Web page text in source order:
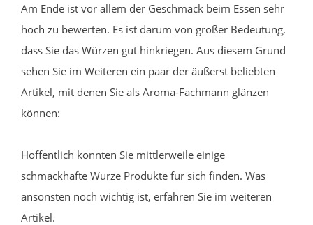
Am Ende ist vor allem der Geschmack beim Essen sehr
hoch zu bewerten. Es ist darum von großer Bedeutung,
dass Sie das Würzen gut hinkriegen. Aus diesem Grund
sehen Sie im Weiteren ein paar der äußerst beliebten
Artikel, mit denen Sie als Aroma-Fachmann glänzen
können:
Hoffentlich konnten Sie mittlerweile einige
schmackhafte Würze Produkte für sich finden. Was
ansonsten noch wichtig ist, erfahren Sie im weiteren
Artikel.